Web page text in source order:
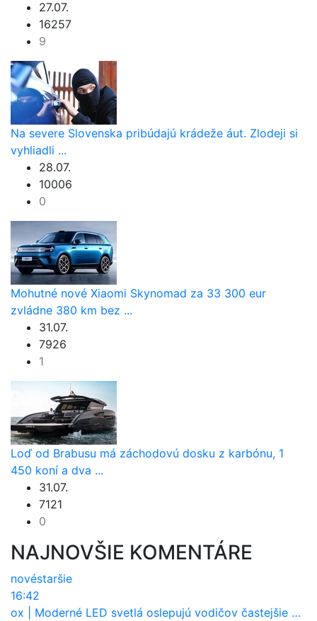
27.07.
16257
9
Na severe Slovenska pribúdajú krádeže áut. Zlodeji si
vyhliadli ...
28.07.
10006
0
Mohutné nové Xiaomi Skynomad za 33 300 eur
zvládne 380 km bez ...
31.07.
7926
1
Loď od Brabusu má záchodovú dosku z karbónu, 1
450 koní a dva ...
31.07.
7121
0
NAJNOVŠIE KOMENTÁRE
novéstaršie
16:42
ox
Moderné LED svetlá oslepujú vodičov častejšie než staré halogény